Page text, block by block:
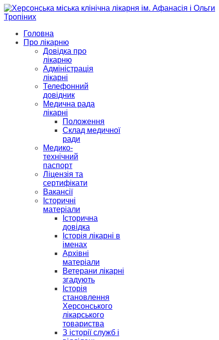
Головна
Про лікарню
Довідка про
лікарню
Адміністрація
лікарні
Телефонний
довідник
Медична рада
лікарні
Положення
Склад медичної
ради
Медико-
технічний
паспорт
Ліцензія та
сертифікати
Вакансії
Історичні
матеріали
Історична
довідка
Історія лікарні в
іменах
Архівні
матеріали
Ветерани лікарні
згадують
Історія
становлення
Херсонського
лікарського
товариства
З історії служб і